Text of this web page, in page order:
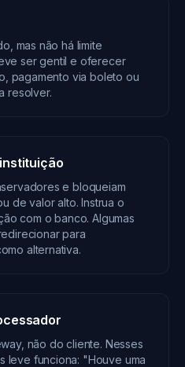
mas não há limite
ser gentil e oferecer
pagamento via boleto ou
resolver.
e bloqueiam
de valor alto. Instrua o
com o banco. Algumas
para
alternativa.
não do cliente. Nesses
leve funciona: "Houve uma